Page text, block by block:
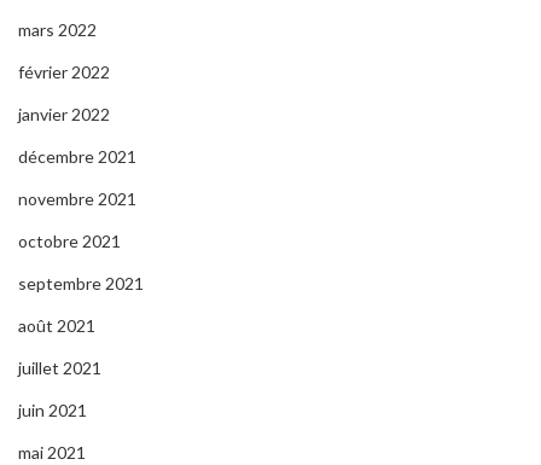
mars 2022
février 2022
janvier 2022
décembre 2021
novembre 2021
octobre 2021
septembre 2021
août 2021
juillet 2021
juin 2021
mai 2021